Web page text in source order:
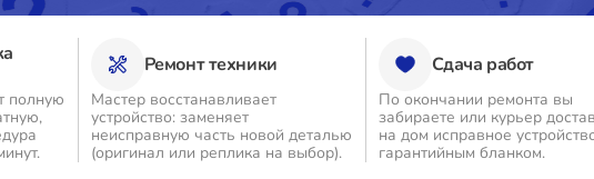
полную
Ремонт техники
Мастер восстанавливает
устройство: заменяет
неисправную часть новой деталью
(оригинал или реплика на выбор).
Сдача работ
По окончании ремонта вы
забираете или курьер
на дом исправное
гарантийным бланком.